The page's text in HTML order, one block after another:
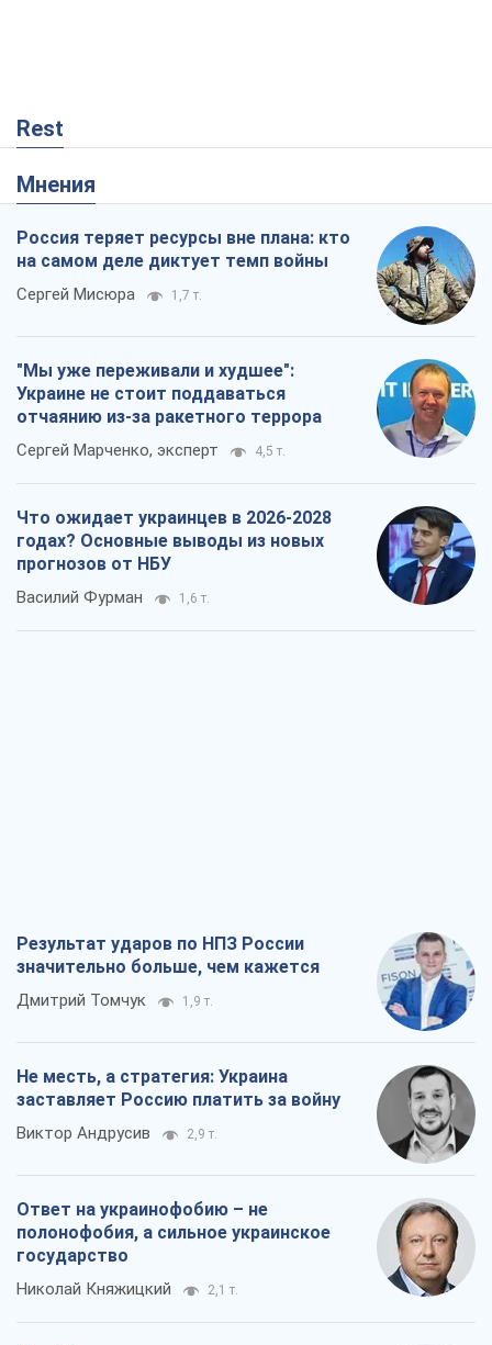
Rest
Мнения
Россия теряет ресурсы вне плана: кто
на самом деле диктует темп войны
Сергей Мисюра 1,7 т.
"Мы уже переживали и худшее":
Украине не стоит поддаваться
отчаянию из-за ракетного террора
Сергей Марченко, эксперт 4,5 т.
Что ожидает украинцев в 2026-2028
годах? Основные выводы из новых
прогнозов от НБУ
Василий Фурман 1,6 т.
Результат ударов по НПЗ России
значительно больше, чем кажется
Дмитрий Томчук 1,9 т.
Не месть, а стратегия: Украина
заставляет Россию платить за войну
Виктор Андрусив 2,9 т.
Ответ на украинофобию – не
полонофобия, а сильное украинское
государство
Николай Княжицкий 2,1 т.